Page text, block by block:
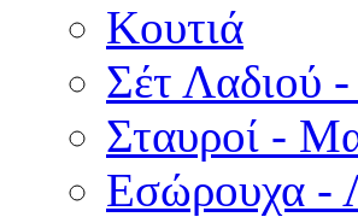
Κουτιά
Σέτ Λαδιού
Σταυροί -
Εσώρουχα -